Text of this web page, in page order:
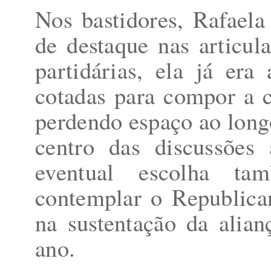
Nos bastidores,
de destaque nas
partidárias, ela já era
cotadas para compor a
perdendo espaço ao
centro das
eventual escolha
contemplar o
na sustentação da
ano.